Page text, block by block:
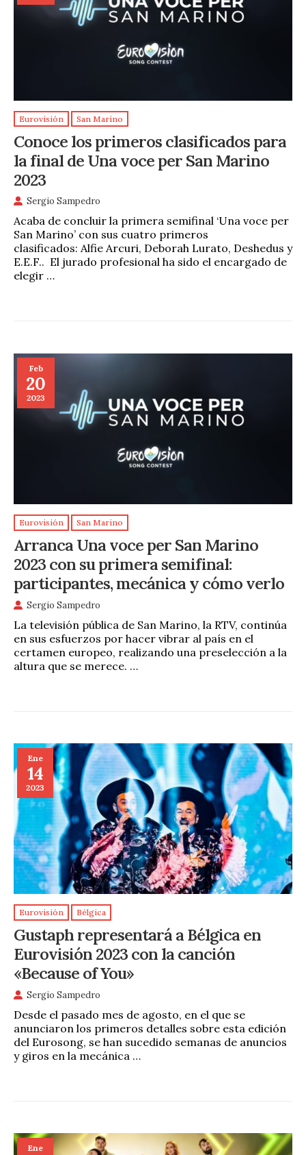
Eurovisión San Marino
Conoce los primeros clasificados para
la final de Una voce per San Marino
2023
Sergio Sampedro
Acaba de concluir la primera semifinal ‘Una voce per
San Marino’ con sus cuatro primeros
clasificados: Alfie Arcuri, Deborah Lurato, Deshedus y
E.E.F.. El jurado profesional ha sido el encargado de
elegir …
Feb
20
2023
Eurovisión San Marino
Arranca Una voce per San Marino
2023 con su primera semifinal:
participantes, mecánica y cómo verlo
Sergio Sampedro
La televisión pública de San Marino, la RTV, continúa
en sus esfuerzos por hacer vibrar al país en el
certamen europeo, realizando una preselección a la
altura que se merece. …
Ene
14
2023
Eurovisión Bélgica
Gustaph representará a Bélgica en
Eurovisión 2023 con la canción
«Because of You»
Sergio Sampedro
Desde el pasado mes de agosto, en el que se
anunciaron los primeros detalles sobre esta edición
del Eurosong, se han sucedido semanas de anuncios
y giros en la mecánica …
Ene